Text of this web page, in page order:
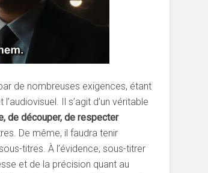
de nombreuses exigences, étant
Il s’agit d’un véritable
de découper, de respecter
De même, il faudra tenir
titres. À l’évidence, sous-titrer
et de la précision quant au